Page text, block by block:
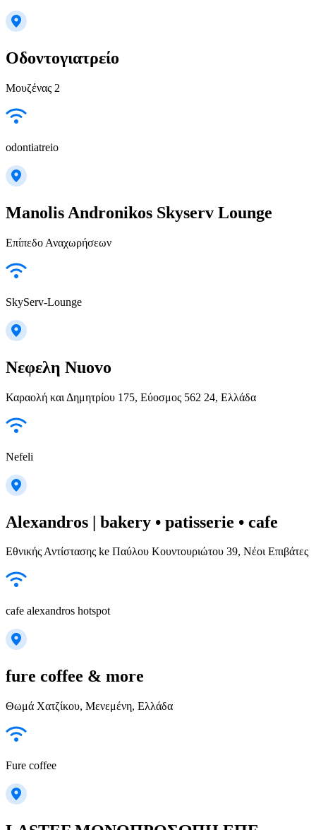
Οδοντογιατρείο
Μουζένας 2
odontiatreio
Manolis Andronikos Skyserv Lounge
Επίπεδο Αναχωρήσεων
SkyServ-Lounge
Νεφελη Nuovo
Καραολή και Δημητρίου 175, Εύοσμος 562 24, Ελλάδα
Nefeli
Alexandros | bakery • patisserie • cafe
Εθνικής Αντίστασης ke Παύλου Κουντουριώτου 39, Νέοι Επιβάτες
cafe alexandros hotspot
fure coffee & more
Θωμά Χατζίκου, Μενεμένη, Ελλάδα
Fure coffee